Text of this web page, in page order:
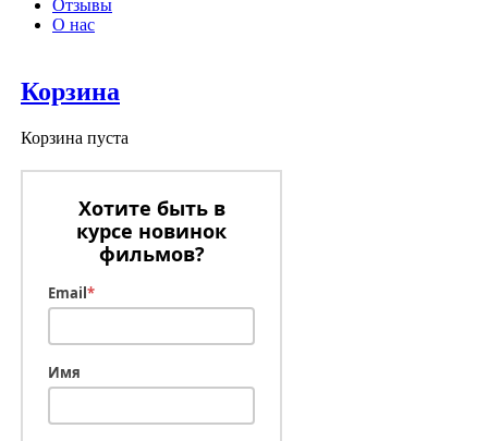
Отзывы
О нас
Корзина
Корзина пуста
Хотите быть в
курсе новинок
фильмов?
Email*
Имя